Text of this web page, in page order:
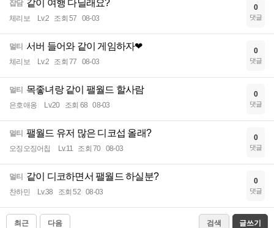
잡담 같이 여행 다닐래요?
체리보 Lv.2 조회 57 08-03
0
댓글
멀티 서버 들어와 같이 게임하자❤
체리보 Lv.2 조회 77 08-03
0
댓글
멀티 목좋녀랑 같이 팰월드 할사람
은호애옹 Lv.20 조회 68 08-03
0
댓글
멀티 팰월드 유저 많은 디코섭 올래?
오징오징어칩 Lv.11 조회 70 08-03
0
댓글
멀티 같이 디코하면서 팰월드 하실분?
찬하민 Lv.38 조회 52 08-03
0
댓글
최근 다음 검색 글쓰기